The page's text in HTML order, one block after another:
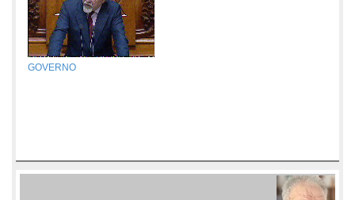
GOVERNO